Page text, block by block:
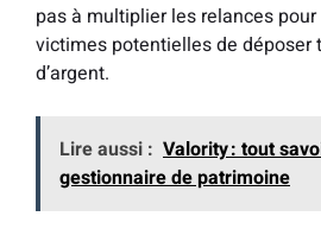
pas à multiplier les relances
victimes potentielles de déposer
d’argent.
Lire aussi : Valority : tout
gestionnaire de patrimoine